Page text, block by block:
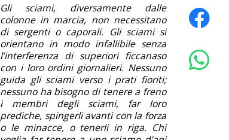
Gli sciami, diversamente dalle
colonne in marcia, non necessitano
di sergenti o caporali. Gli sciami si
orientano in modo infallibile senza
l’interferenza di superiori ficcanaso
con i loro ordini giornalieri. Nessuno
guida gli sciami verso i prati fioriti;
nessuno ha bisogno di tenere a freno
i membri degli sciami, far loro
prediche, spingerli avanti con la forza
o le minacce, o tenerli in riga. Chi